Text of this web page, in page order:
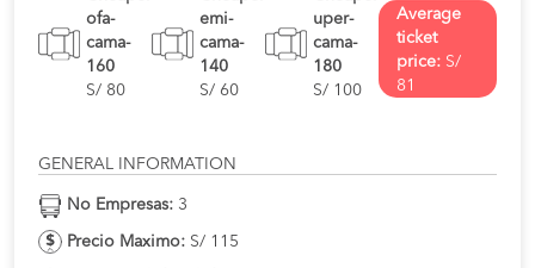
ofa-
cama-
160
S/ 80
emi-
cama-
140
S/ 60
uper-
cama-
180
S/ 100
Average
ticket
price: S/
81
GENERAL INFORMATION
No Empresas: 3
Precio Maximo: S/ 115